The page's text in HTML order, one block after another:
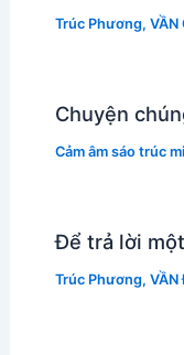
Trúc Phương, VẦN
Chuyện
Cảm âm sáo trúc
Để trả lời
Trúc Phương, VẦN